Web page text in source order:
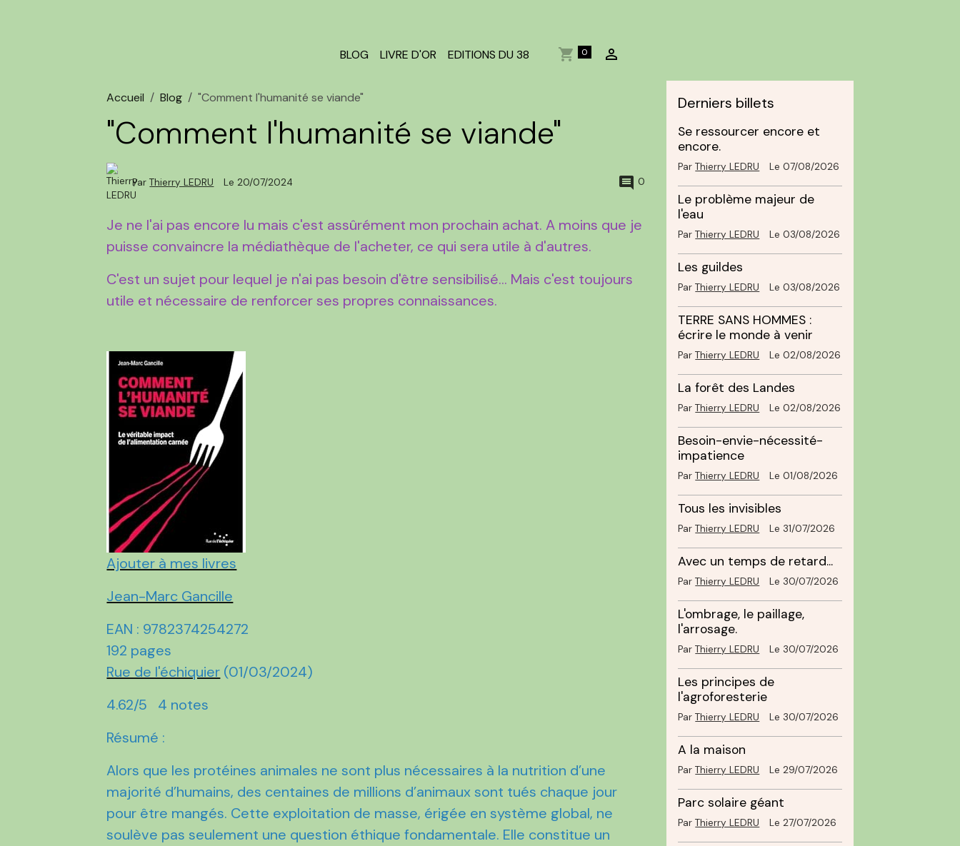
BLOG LIVRE D'OR EDITIONS DU 38 0
Accueil Blog "Comment l'humanité se viande"
"Comment l'humanité se viande"
ParThierry LEDRU Le 20/07/2024 0
Je ne l'ai pas encore lu mais c'est assûrément mon prochain achat. A moins que je
puisse convaincre la médiathèque de l'acheter, ce qui sera utile à d'autres.
C'est un sujet pour lequel je n'ai pas besoin d'être sensibilisé... Mais c'est toujours
utile et nécessaire de renforcer ses propres connaissances.
Ajouter à mes livres
Jean-Marc Gancille
EAN : 9782374254272
192 pages
Rue de l'échiquier (01/03/2024)
4.62/5 4 notes
Résumé :
Alors que les protéines animales ne sont plus nécessaires à la nutrition d’une
majorité d’humains, des centaines de millions d’animaux sont tués chaque jour
pour être mangés. Cette exploitation de masse, érigée en système global, ne
soulève pas seulement une question éthique fondamentale. Elle constitue un
Derniers billets
Se ressourcer encore et
encore.
ParThierry LEDRU Le 07/08/2026
Le problème majeur de
l'eau
ParThierry LEDRU Le 03/08/2026
Les guildes
ParThierry LEDRU Le 03/08/2026
TERRE SANS HOMMES :
écrire le monde à venir
ParThierry LEDRU Le 02/08/2026
La forêt des Landes
ParThierry LEDRU Le 02/08/2026
Besoin-envie-nécessité-
impatience
ParThierry LEDRU Le 01/08/2026
Tous les invisibles
ParThierry LEDRU Le 31/07/2026
Avec un temps de retard...
ParThierry LEDRU Le 30/07/2026
L'ombrage, le paillage,
l'arrosage.
ParThierry LEDRU Le 30/07/2026
Les principes de
l'agroforesterie
ParThierry LEDRU Le 30/07/2026
A la maison
ParThierry LEDRU Le 29/07/2026
Parc solaire géant
ParThierry LEDRU Le 27/07/2026